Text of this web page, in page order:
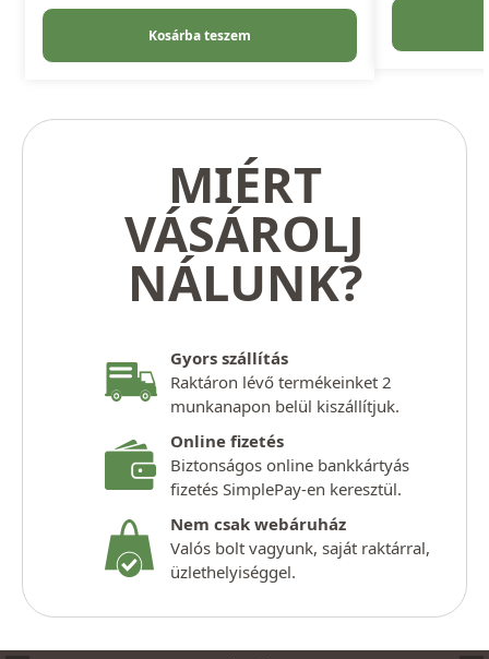
Kosárba teszem
MIÉRT
VÁSÁROLJ
NÁLUNK?
Gyors szállítás
Raktáron lévő termékeinket 2
munkanapon belül kiszállítjuk.
Online fizetés
Biztonságos online bankkártyás
fizetés SimplePay-en keresztül.
Nem csak webáruház
Valós bolt vagyunk, saját raktárral,
üzlethelyiséggel.